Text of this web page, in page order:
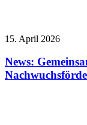
15. April 2026
News: